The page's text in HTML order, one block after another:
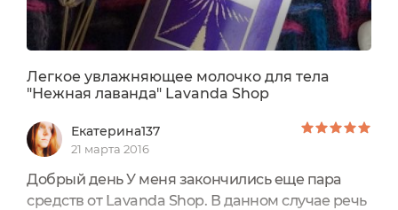
Легкое увлажняющее молочко для тела
"Нежная лаванда" Lavanda Shop
Екатерина137
21 марта 2016
Добрый день У меня закончились еще пара
средств от Lavanda Shop. В данном случае речь